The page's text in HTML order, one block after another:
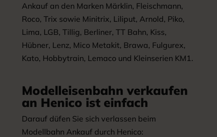
Ankauf an den Marken Märklin, Fleischmann,
Roco, Trix sowie Minitrix, Liliput, Arnold, Piko,
Lima, LGB, Tillig, Berliner, TT Bahn, Kiss,
Hübner, Lenz, Mico Metakit, Brawa, Fulgurex,
Kato, Hobbytrain, Lemaco und Kleinserien KM1.
Modelleisenbahn verkaufen
an Henico ist einfach
Darauf düfen Sie sich verlassen beim
Modellbahn Ankauf durch Henico: